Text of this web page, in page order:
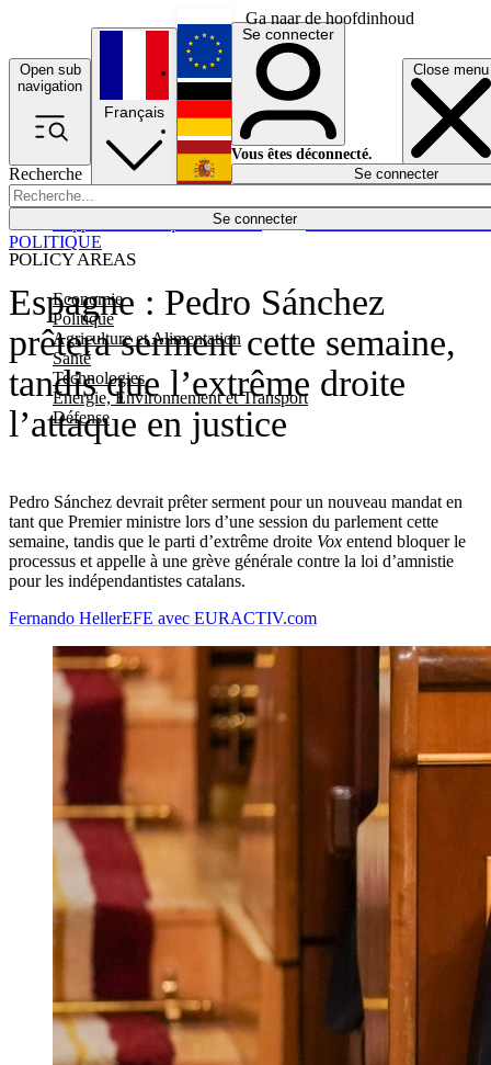
Ga naar de hoofdinhoud
Open sub
navigation
Close menu
Recherche
Se connecter
POLICY AREAS
Economie
Politique
Agriculture et Alimentation
Santé
Technologies
Energie, Environnement et Transport
Défense
Économie
Français
English
Deutsch
Español
Se connecter
Vous êtes déconnecté.
Se connecter
Espagne : Pedro Sánchez
prêtera serment cette semaine,
tandis que l’extrême droite
l’attaque en justice
Pedro Sánchez devrait prêter serment pour un nouveau mandat en
tant que Premier ministre lors d’une session du parlement cette
semaine, tandis que le parti d’extrême droite Vox entend bloquer le
processus et appelle à une grève générale contre la loi d’amnistie
pour les indépendantistes catalans.
POLITIQUE
Fernando HellerEFE avec EURACTIV.com